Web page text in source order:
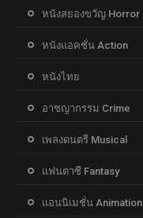
หนังสยองขวัญ Horror
หนังแอคชั่น Action
หนังไทย
อาชญากรรม Crime
เพลงดนตรี Musical
แฟนตาซี Fantasy
แอนนิเมชั่น Animation